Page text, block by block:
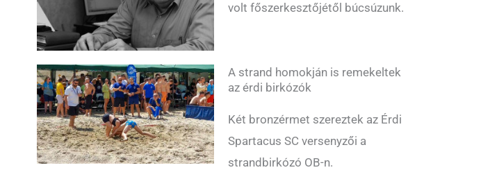
volt főszerkesztőjétől búcsúzunk.
A strand homokján is remekeltek
az érdi birkózók
Két bronzérmet szereztek az Érdi
Spartacus SC versenyzői a
strandbirkózó OB-n.